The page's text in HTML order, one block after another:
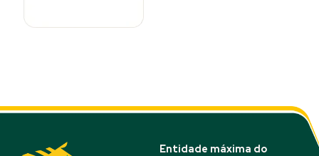
Entidade máxima do